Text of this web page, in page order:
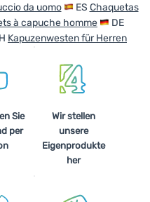
da uomo ES Chaquetas
à capuche homme
DE
Kapuzenwesten für Herren
Sie
per
Wir stellen
unsere
Eigenprodukte
her